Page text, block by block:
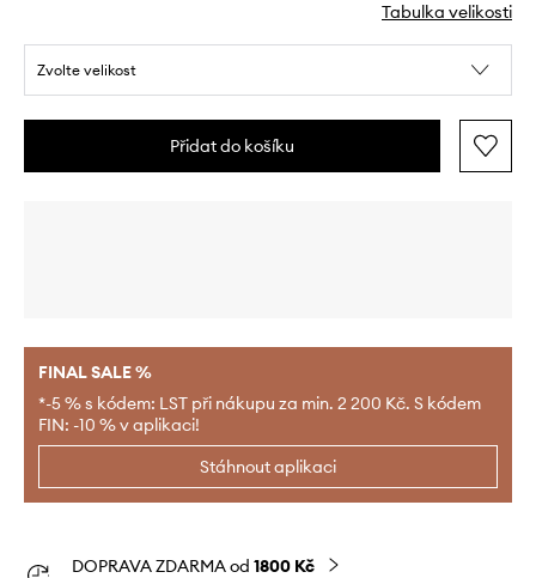
Tabulka velikosti
Zvolte velikost
Přidat do košíku
FINAL SALE %
*-5 % s kódem: LST při nákupu za min. 2 200 Kč. S kódem
FIN: -10 % v aplikaci!
Stáhnout aplikaci
DOPRAVA ZDARMA od 1800 Kč